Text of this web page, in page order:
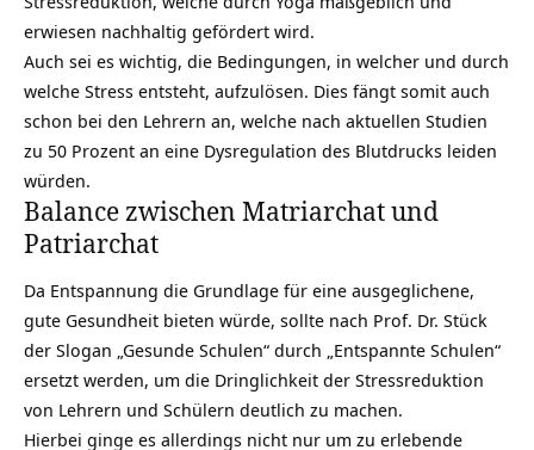
erwiesen nachhaltig gefördert wird.
Auch sei es wichtig, die Bedingungen, in welcher und durch
welche Stress entsteht, aufzulösen. Dies fängt somit auch
schon bei den Lehrern an, welche nach aktuellen Studien
zu 50 Prozent an eine Dysregulation des Blutdrucks leiden
würden.
Balance zwischen Matriarchat und
Patriarchat
Da Entspannung die Grundlage für eine ausgeglichene,
gute Gesundheit bieten würde, sollte nach Prof. Dr. Stück
der Slogan „Gesunde Schulen“ durch „Entspannte Schulen“
ersetzt werden, um die Dringlichkeit der Stressreduktion
von Lehrern und Schülern deutlich zu machen.
Hierbei ginge es allerdings nicht nur um zu erlebende